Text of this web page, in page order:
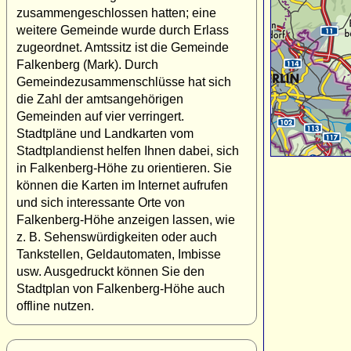
zusammengeschlossen hatten; eine
weitere Gemeinde wurde durch Erlass
zugeordnet. Amtssitz ist die Gemeinde
Falkenberg (Mark). Durch
Gemeindezusammenschlüsse hat sich
die Zahl der amtsangehörigen
Gemeinden auf vier verringert.
Stadtpläne und Landkarten vom
Stadtplandienst helfen Ihnen dabei, sich
in Falkenberg-Höhe zu orientieren. Sie
können die Karten im Internet aufrufen
und sich interessante Orte von
Falkenberg-Höhe anzeigen lassen, wie
z. B. Sehenswürdigkeiten oder auch
Tankstellen, Geldautomaten, Imbisse
usw. Ausgedruckt können Sie den
Stadtplan von Falkenberg-Höhe auch
offline nutzen.